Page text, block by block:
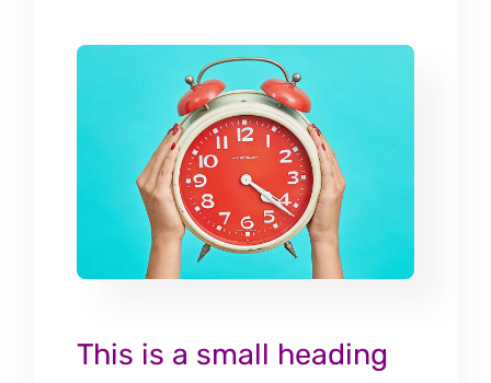
This is a small heading